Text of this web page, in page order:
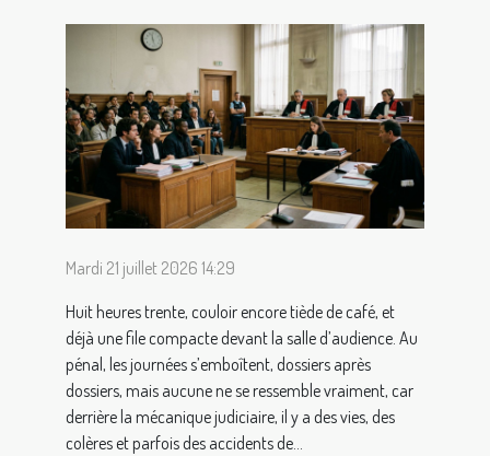
Mardi 21 juillet 2026 14:29
Huit heures trente, couloir encore tiède de café, et
déjà une file compacte devant la salle d’audience. Au
pénal, les journées s’emboîtent, dossiers après
dossiers, mais aucune ne se ressemble vraiment, car
derrière la mécanique judiciaire, il y a des vies, des
colères et parfois des accidents de...